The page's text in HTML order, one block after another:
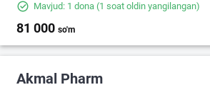
Mavjud: 1 dona (1 soat oldin yangilangan)
81 000 so'm
Akmal Pharm